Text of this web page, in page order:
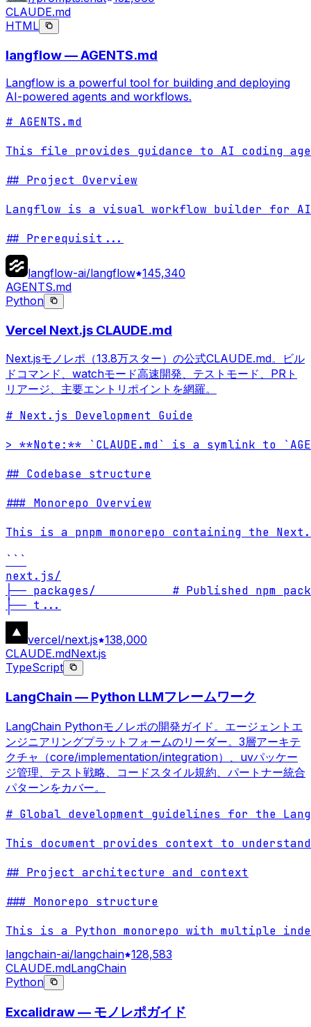
CLAUDE.md
HTML
langflow — AGENTS.md
Langflow is a powerful tool for building and deploying
AI-powered agents and workflows.
# AGENTS.md
This file provides guidance to AI coding
## Project Overview
Langflow is a visual workflow builder for
## Prerequisit ...
langflow-ai/langflow 145,340
AGENTS.md
Python
Vercel Next.js CLAUDE.md
Next.jsモノレポ（13.8万スター）の公式CLAUDE.md。ビル
ドコマンド、watchモード高速開発、テストモード、PRト
リアージ、主要エントリポイントを網羅。
# Next.js Development Guide
> **Note:** `CLAUDE.md` is a symlink to
## Codebase structure
### Monorepo Overview
This is a pnpm monorepo containing the
```
next.js/
├── packages/           # Published npm
├── t ...
vercel/next.js 138,000
CLAUDE.mdNext.js
TypeScript
LangChain — Python LLMフレームワーク
LangChain Pythonモノレポの開発ガイド。エージェントエ
ンジニアリングプラットフォームのリーダー。3層アーキテ
クチャ（core/implementation/integration）、uvパッケー
ジ管理、テスト戦略、コードスタイル規約、パートナー統合
パターンをカバー。
# Global development guidelines for the
This document provides context to
## Project architecture and context
### Monorepo structure
This is a Python monorepo with multiple
langchain-ai/langchain 128,583
CLAUDE.mdLangChain
Python
Excalidraw — モノレポガイド